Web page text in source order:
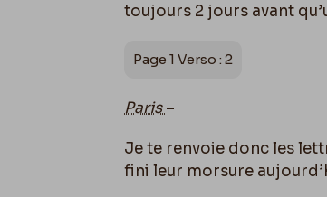
toujours 2 jours avant
Page 1 Verso : 2
Paris–
Je te renvoie donc les
fini leur morsure